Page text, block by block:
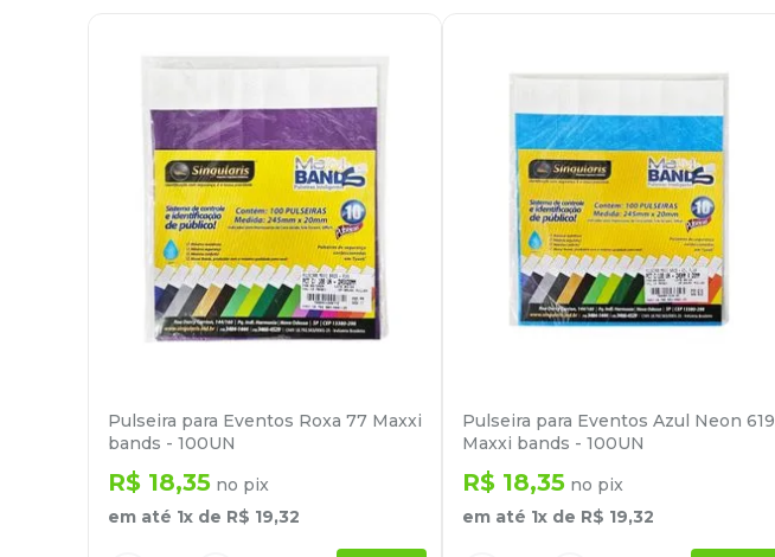
Pulseira para Eventos Roxa 77 Maxxi
bands - 100UN
R$ 18,35 no pix
em até 1x de R$ 19,32
Pulseira para Eventos Azul Neon 619
Maxxi bands - 100UN
R$ 18,35 no pix
em até 1x de R$ 19,32